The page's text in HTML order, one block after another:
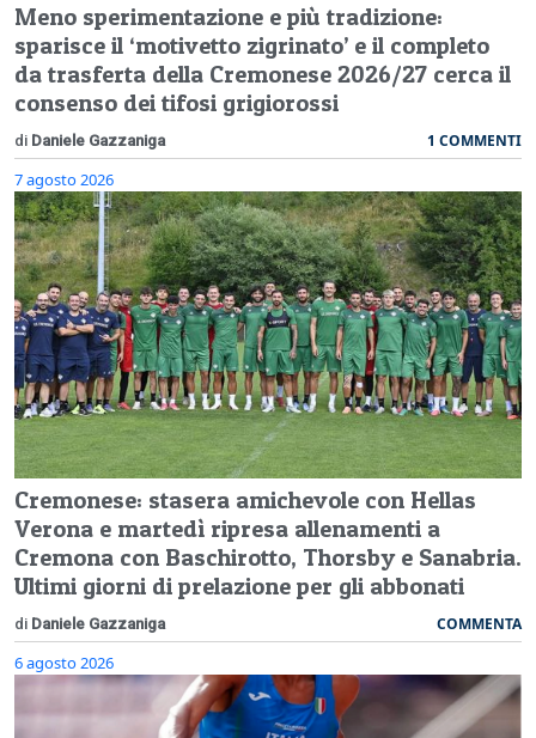
Meno sperimentazione e più tradizione:
sparisce il ‘motivetto zigrinato’ e il completo
da trasferta della Cremonese 2026/27 cerca il
consenso dei tifosi grigiorossi
di Daniele Gazzaniga 1 COMMENTI
7 agosto 2026
Cremonese: stasera amichevole con Hellas
Verona e martedì ripresa allenamenti a
Cremona con Baschirotto, Thorsby e Sanabria.
Ultimi giorni di prelazione per gli abbonati
di Daniele Gazzaniga COMMENTA
6 agosto 2026